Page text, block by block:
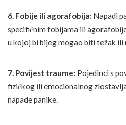
6. Fobije ili agorafobija: Napadi
specifičnim fobijama ili
u kojoj bi bijeg mogao biti težak ili
7. Povijest traume: Pojedinci s
fizičkog ili emocionalnog
napade panike.